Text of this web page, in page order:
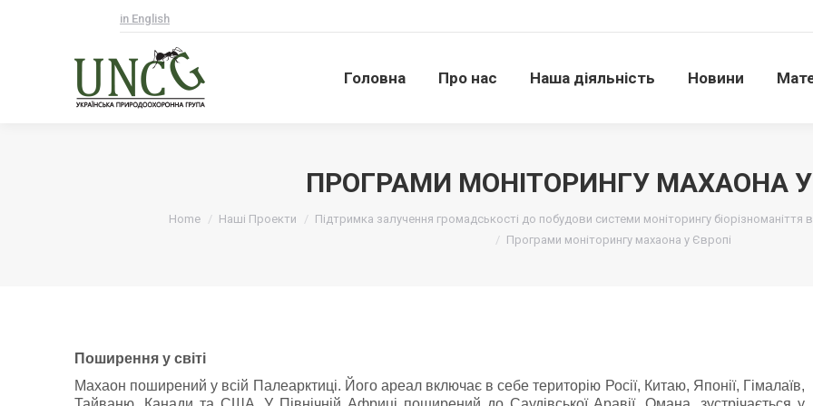
in English
Головна Про нас Наша діяльність Новини
ПРОГРАМИ МОНІТОРИНГУ МАХАОНА У
Home Наші Проекти Підтримка залучення громадськості до побудови системи моніторингу біорізноманіття в
Програми моніторингу махаона у Європі
Поширення у світі
Махаон поширений у всій Палеарктиці. Його ареал включає в себе територію Росії, Китаю, Японії, Гімалаїв,
Головна Про нас Наша діяльність Новини